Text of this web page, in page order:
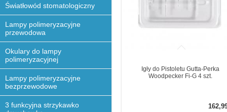
Światłowód stomatologiczny
Lampy polimeryzacyjne
przewodowa
Okulary do lampy
polimeryzacyjnej
Lampy polimeryzacyjne
bezprzewodowe
3 funkcyjna strzykawko
Igły do Pistoletu Gutta-Perka
Woodpecker Fi-G 4 szt.